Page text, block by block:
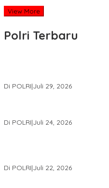
View More
Polri Terbaru
Di POLRI|Juli 29, 2026
Di POLRI|Juli 24, 2026
Di POLRI|Juli 22, 2026